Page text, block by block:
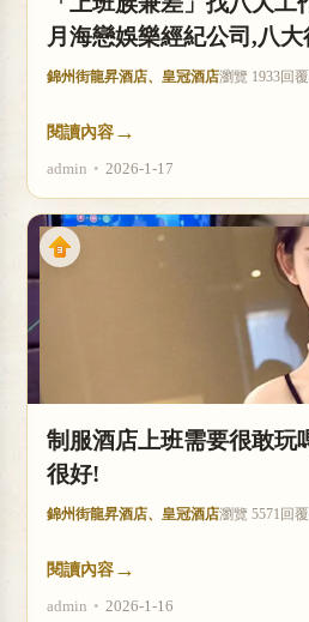
月海戀娛樂經紀公司,八
錦州街龍昇酒店、皇冠酒店瀏覽 1933回
閱讀內容 →
admin • 2026-1-17
制服酒店上班需要很敢玩
很好!
錦州街龍昇酒店、皇冠酒店瀏覽 5571 回
閱讀內容 →
admin • 2026-1-16